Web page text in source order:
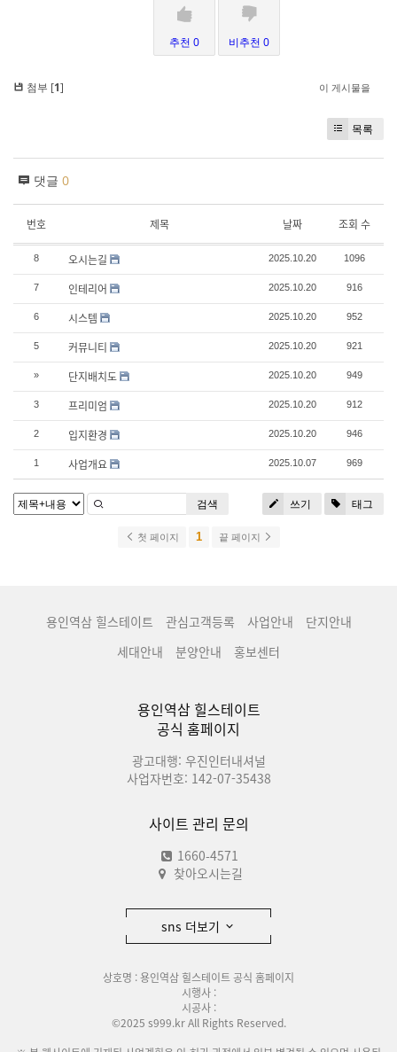
추천 0 비추천 0
첨부 [1] 이 게시물을
목록
댓글 0
번호 제목 날짜 조회 수
8 오시는길 2025.10.20 1096
7 인테리어 2025.10.20 916
6 시스템 2025.10.20 952
5 커뮤니티 2025.10.20 921
» 단지배치도 2025.10.20 949
3 프리미엄 2025.10.20 912
2 입지환경 2025.10.20 946
1 사업개요 2025.10.07 969
쓰기 태그
검색
첫 페이지 1 끝 페이지
용인역삼 힐스테이트 관심고객등록 사업안내
단지안내
세대안내
분양안내 홍보센터
용인역삼 힐스테이트
공식 홈페이지
광고대행: 우진인터내셔널
사업자번호: 142-07-35438
사이트 관리 문의
1660-4571
찾아오시는길
sns 더보기
상호명 : 용인역삼 힐스테이트 공식 홈페이지
시행사 :
시공사 :
©2025 s999.kr All Rights Reserved.